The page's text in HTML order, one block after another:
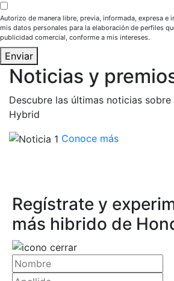
Autorizo de manera libre, previa, informada, expresa e
mis datos personales para la elaboración de perfiles
publicidad comercial, conforme a mis intereses.
Enviar
Noticias y
Descubre las últimas noticias sobre
Hybrid
Conoce más
Regístrate y
más hibrido de